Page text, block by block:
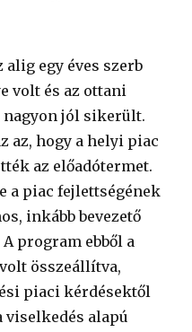
alig egy éves szerb
volt és az ottani
nagyon jól sikerült.
az, hogy a helyi piac
az előadótermet.
a piac fejlettségének
inkább bevezető
program ebből a
összeállítva,
piaci kérdésektől
viselkedés alapú